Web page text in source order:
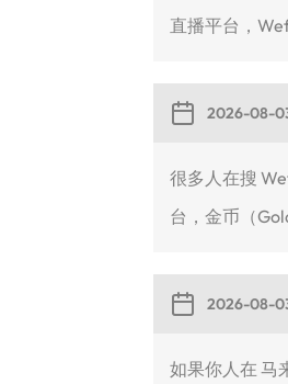
直播平台，
2026-08-
很多人在搜
台，金币（
2026-08-
如果你人在 马